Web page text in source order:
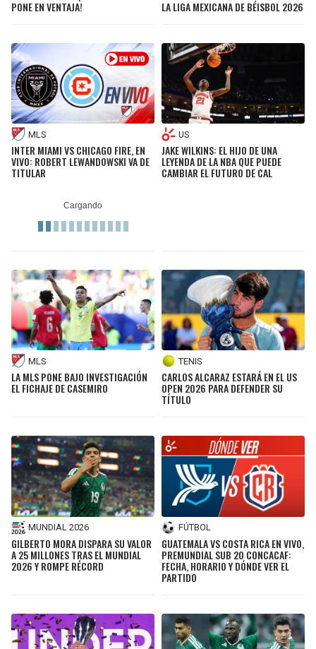
PONE EN VENTAJA! LA LIGA MEXICANA DE BÉISBOL 2026
MLS
INTER MIAMI VS CHICAGO FIRE, EN
VIVO: ROBERT LEWANDOWSKI VA DE
TITULAR
US
JAKE WILKINS: EL HIJO DE UNA
LEYENDA DE LA NBA QUE PUEDE
CAMBIAR EL FUTURO DE CAL
MLS
LA MLS PONE BAJO INVESTIGACIÓN
EL FICHAJE DE CASEMIRO
TENIS
CARLOS ALCARAZ ESTARÁ EN EL US
OPEN 2026 PARA DEFENDER SU
TÍTULO
MUNDIAL 2026
GILBERTO MORA DISPARA SU VALOR
A 25 MILLONES TRAS EL MUNDIAL
2026 Y ROMPE RÉCORD
FÚTBOL
GUATEMALA VS COSTA RICA EN VIVO,
PREMUNDIAL SUB 20 CONCACAF:
FECHA, HORARIO Y DÓNDE VER EL
PARTIDO